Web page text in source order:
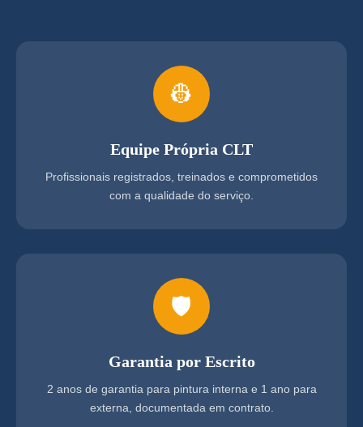
👷
Equipe Própria CLT
Profissionais registrados, treinados e comprometidos
com a qualidade do serviço.
🛡️
Garantia por Escrito
2 anos de garantia para pintura interna e 1 ano para
externa, documentada em contrato.